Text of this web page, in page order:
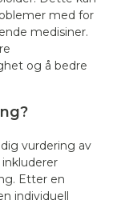
med for
medisiner.
og å bedre
vurdering av
Etter en
individuell